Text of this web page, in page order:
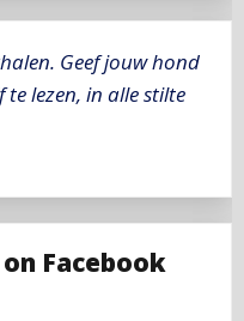
Geef jouw hond
lezen, in alle stilte
Facebook